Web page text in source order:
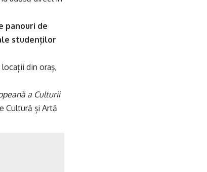
panouri de
studenților
din oraș,
a Culturii
Cultură și Artă